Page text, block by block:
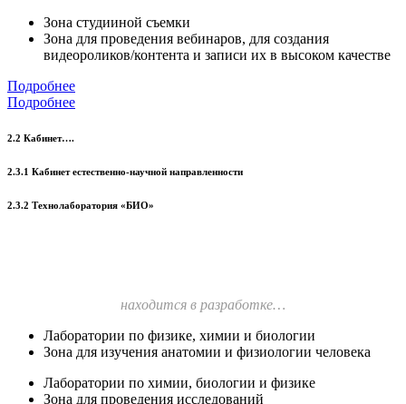
Зона студииной съемки
Зона для проведения вебинаров, для создания
видеороликов/контента и записи их в высоком качестве
Подробнее
Подробнее
2.2 Кабинет….
2.3.1 Кабинет естественно-научной направленности
2.3.2 Технолаборатория «БИО»
находится в разработке…
Лаборатории по физике, химии и биологии
Зона для изучения анатомии и физиологии человека
Лаборатории по химии, биологии и физике
Зона для проведения исследований